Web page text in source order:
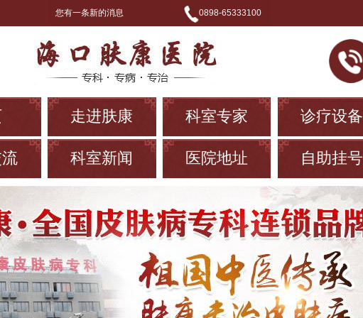
您有一条新的消息 0898-65333100
走进肤康 科室专家 诊疗设备
科室新闻 医院地址 自助挂号